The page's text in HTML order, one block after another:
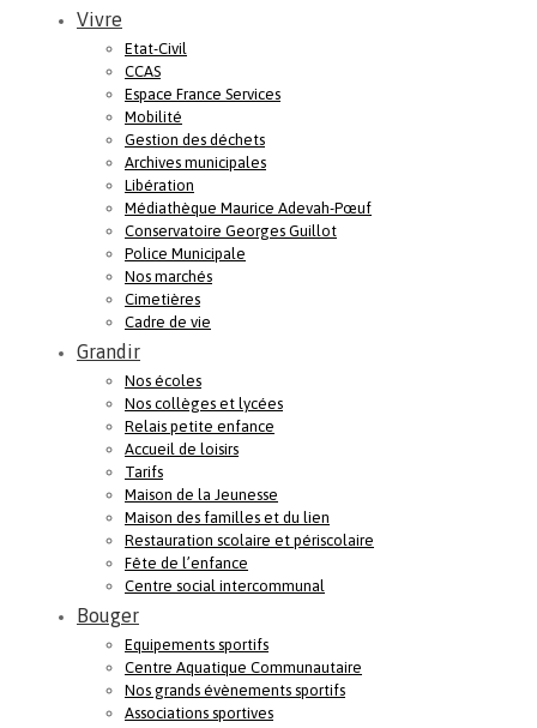
Vivre
Etat-Civil
CCAS
Espace France Services
Mobilité
Gestion des déchets
Archives municipales
Libération
Médiathèque Maurice Adevah-Pœuf
Conservatoire Georges Guillot
Police Municipale
Nos marchés
Cimetières
Cadre de vie
Grandir
Nos écoles
Nos collèges et lycées
Relais petite enfance
Accueil de loisirs
Tarifs
Maison de la Jeunesse
Maison des familles et du lien
Restauration scolaire et périscolaire
Fête de l’enfance
Centre social intercommunal
Bouger
Equipements sportifs
Centre Aquatique Communautaire
Nos grands évènements sportifs
Associations sportives